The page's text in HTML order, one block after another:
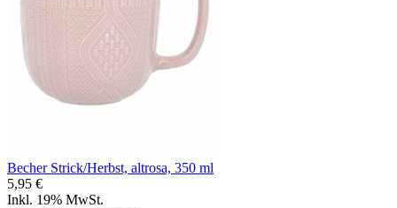
Becher Strick/Herbst, altrosa, 350 ml
5,95 €
Inkl. 19% MwSt.